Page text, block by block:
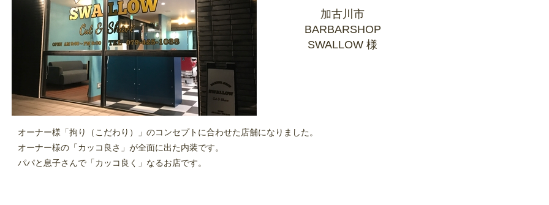
加古川市
BARBARSHOP
SWALLOW 様
オーナー様「拘り（こだわり）」のコンセプトに合わせた店舗になりました。
オーナー様の「カッコ良さ」が全面に出た内装です。
パパと息子さんで「カッコ良く」なるお店です。